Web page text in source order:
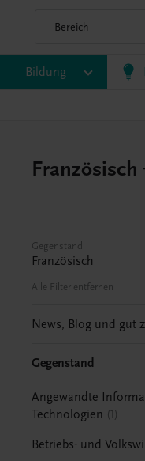
Bildung
BS EWF/ZWF
Gegenstand
Französisch
Alle Filter entfernen
News, Blog und gut
Gegenstand
Angewandte
Technologien
1
Betriebs- und